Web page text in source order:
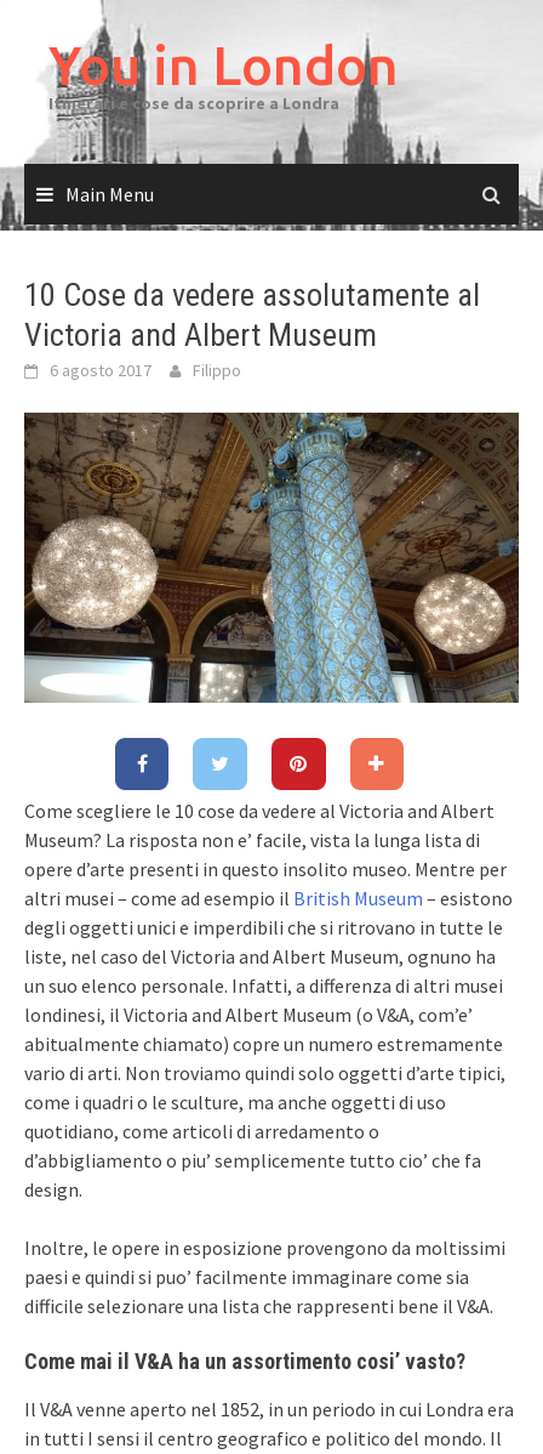
contentYou in London
Itinerari e cose da scoprire a Londra
Main Menu
10 Cose da vedere assolutamente al
Victoria and Albert Museum
6 agosto 2017 Filippo
Come scegliere le 10 cose da vedere al Victoria and Albert
Museum? La risposta non e’ facile, vista la lunga lista di
opere d’arte presenti in questo insolito museo. Mentre per
altri musei – come ad esempio il British Museum – esistono
degli oggetti unici e imperdibili che si ritrovano in tutte le
liste, nel caso del Victoria and Albert Museum, ognuno ha
un suo elenco personale. Infatti, a differenza di altri musei
londinesi, il Victoria and Albert Museum (o V&A, com’e’
abitualmente chiamato) copre un numero estremamente
vario di arti. Non troviamo quindi solo oggetti d’arte tipici,
come i quadri o le sculture, ma anche oggetti di uso
quotidiano, come articoli di arredamento o
d’abbigliamento o piu’ semplicemente tutto cio’ che fa
design.
Inoltre, le opere in esposizione provengono da moltissimi
paesi e quindi si puo’ facilmente immaginare come sia
difficile selezionare una lista che rappresenti bene il V&A.
Come mai il V&A ha un assortimento cosi’ vasto?
Il V&A venne aperto nel 1852, in un periodo in cui Londra era
in tutti I sensi il centro geografico e politico del mondo. Il